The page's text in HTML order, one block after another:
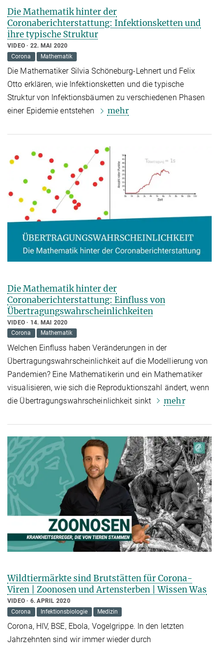
Die Mathematik hinter der
Coronaberichterstattung: Infektionsketten und
ihre typische Struktur
VIDEO
22. MAI 2020
Corona
Mathematik
Die Mathematiker Silvia Schöneburg-Lehnert und Felix
Otto erklären, wie Infektionsketten und die typische
Struktur von Infektionsbäumen zu verschiedenen Phasen
einer Epidemie entstehen
mehr
Die Mathematik hinter der
Coronaberichterstattung: Einfluss von
Übertragungswahrscheinlichkeiten
VIDEO
14. MAI 2020
Corona
Mathematik
Welchen Einfluss haben Veränderungen in der
Übertragungswahrscheinlichkeit auf die Modellierung von
Pandemien? Eine Mathematikerin und ein Mathematiker
visualisieren, wie sich die Reproduktionszahl ändert, wenn
die Übertragungswahrscheinlichkeit sinkt
mehr
Wildtiermärkte sind Brutstätten für Corona-
Viren | Zoonosen und Artensterben | Wissen Was
VIDEO
6. APRIL 2020
Corona
Infektionsbiologie Medizin
Corona, HIV, BSE, Ebola, Vogelgrippe. In den letzten
Jahrzehnten sind wir immer wieder durch